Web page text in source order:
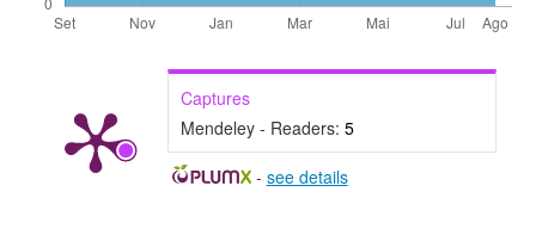
Captures
Mendeley - Readers: 5
- see details